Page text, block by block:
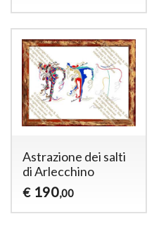
Astrazione dei salti
di Arlecchino
€ 190,00